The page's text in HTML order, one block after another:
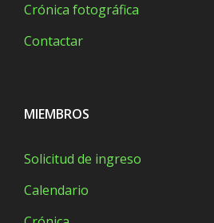
Crónica fotográfica
Contactar
MIEMBROS
Solicitud de ingreso
Calendario